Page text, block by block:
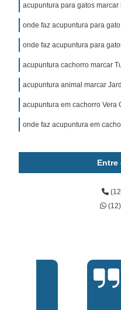
acupuntura para gatos marcar
onde faz acupuntura para
onde faz acupuntura para
acupuntura cachorro marcar
acupuntura animal marcar
acupuntura em cachorro Vera
onde faz acupuntura em
Entre